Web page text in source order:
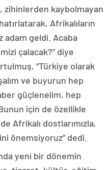
zihinlerden kaybolmayan
Afrikalıların
adam geldi. Acaba
çalacak?” diye
“Türkiye olarak
ve buyurun hep
güçlenelim, hep
için de özellikle
Afrikalı dostlarımızla,
önemsiyoruz” dedi.
yeni bir dönemin